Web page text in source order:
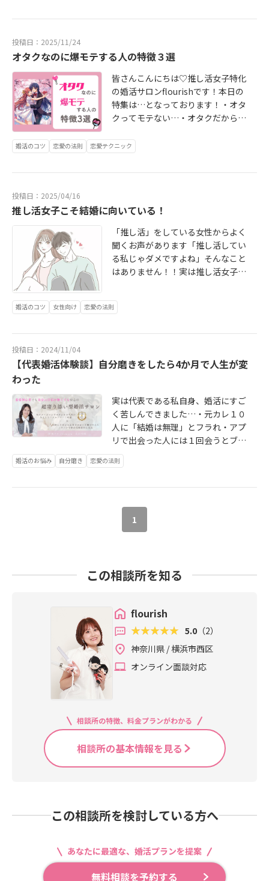
す！骨格によって、重心バランスや
も活かしていただけます！※無料面
談はオンラインご希望の方、入会後
の定期面談に振替可能※または遠方
の方は要相談とさせていただいてお
りますオンライン・対面の両方で診
チケットをプレゼントしておりま
す！なお、入会の有無は問いません
いただけますよ！ご入会いただいた
い・デートなどで着用するコーディ
ネートやメイク用品のお買い物に無
料で同伴させていただきます♡※横
浜・有楽町での同行が基本、入会後
入会後にプレゼント！オンラインで
のメイク基礎レッスンとなりますの
上の５大特典が今回のプロジェクト
ら叶えられる婚活サポートがありま
す実際に４か月で結婚した代表だか
ら伝えられる婚活ノウハウがありま
す是非一緒に一歩踏み出せたら嬉し
いです♡どうぞ気軽なお気持ちでご
連絡くださいね！
「乗り換えキャンペーン」を実施す
（ライトプラン・20代限定応援プラ
ンサルタントでもある代表があなた
の外見の魅力を引き出します（ライ
トプランの場合は顔タイプ診断®のみ
※女性限定）こちら二つを豪華プレ
いただいてカウンセリングしたうえ
撮影さらには独自の結婚軸ワークに
めたけどこれでよかったのか不安に
なる…そんなお悩みを抱えたままの
婚活では「本当に叶えたい結婚」が
叶えられなくなってしまいます当社
ではイメコン診断で「似合う抜群の
ール公開をして実際に即日お申し込
た」活動が成功のカギ！まずはお話
料相談にお越しください♡【期間】2
価格帯でのマッチングサービス等で
活用中の方※マッチングアプリは対
象外詳細は無料相談よりぜひご確認
ください！
投稿日：2025/11/24
オタクなのに爆モテする人の特徴３選
皆さんこんにちは♡推し活女子特化
の婚活サロンflourishです！本日の
特集は…となっております！・オタ
クってモテない…・オタクだから結
そんな時代は実はもう過ぎ去ってい
化になっているんです！カウンセラ
ように思います今日はオタクでもモ
非皆さんの婚活にもご活用ください
♡これはどういうことなのか？実は
質問をするというのにも種類があり
ます「自分の言葉で説明をする」回
「はい・いいえ」で答えられるクロ
ーズドクエスチョンこの２種類があ
ります💦ここで会話上手が使うのが
という技！お互いに緊張した空間で
まずは相手が考えすぎずに答えられ
る質問を投げかける優しさがあると
完璧！「駅の中、迷いませんでした
か？」「ここ、来たことあります
か？」「朝は早起きさせちゃいまし
問から会話を始めるのがオススメで
い」という技ですこれ、オタクの方
はわりと習得済みの場合が多いので
推しが一発で出た瞬間…・推しのビ
ジュが「イイじゃん」な時…あなた
出来ているはず！（あ、これ私のテ
ンションが上がる瞬間ですｗｗｗ）
出先で叫ぶほどのリアクションはオ
ススメしませんが「楽しい」「嬉し
い」「おいしい」などポジティブな
感情を爆発させるのは最強！！さら
などと良いリアクションが出来ると
なお最高！推しと彼・彼女は＝では
ないけど。推しから貰ったたくさん
の感情は貴方をより魅力的にしてい
これは私の会員様からもよく聞くお
い！むしろそれだけ誠実に相手と向
き合おうとしている証拠！ではこの
緊張や不安に打ち勝って「表情豊
婚活のコツ 恋愛の法則 恋愛テクニック
投稿日：2025/04/16
推し活女子こそ結婚に向いている！
「推し活」をしている女性からよく
聞くお声があります「推し活してい
る私じゃダメですよね」そんなこと
はありません！！実は推し活女子の
るんです…♡「推し活」「オタク」
に対してネガティブな印象を抱く方
流れでもありますではなぜ「推し活
分で自分のご機嫌が取れる推し活が
結婚する際に重要視することは「安
定していて安心して過ごせる」とい
うこと推し活女子はこれが叶えられ
ているのです✨②自分を幸せに出来
る方法を知っているいわゆる「結婚
したら私を幸せにして！」という
「超無敵マインド」を持っています
♡③相手に依存しすぎない「推し」
もいるからこそお相手に依存しすぎ
「ずっと幸せな結婚」の形がありま
悩んでいる方実際に４か月のスピー
ド婚を叶えた「超オタク」カウンセ
ラーの私にいつでもお気軽にご相談
ください♡（是非オタトーク・推し
トークもしましょう！）婚活サロン
婚活のコツ 女性向け 恋愛の法則
投稿日：2024/11/04
【代表婚活体験談】自分磨きをしたら4か月で人生が変
わった
実は代表である私自身、婚活にすご
く苦しんできました…・元カレ１０
人に「結婚は無理」とフラれ・アプ
リで出会った人には１回会うとブロ
ックされまくり・街コンで知り合っ
た人たちからは「なんか違う」と…
いけないんだ！」と思い立ち「結婚
したい！愛されたい！」と願いを込
め「自分磨き」を始めました。これ
ト内容でもある「自身の魅力を上
げ、愛され度を高めスピード婚を目
婚活のお悩み 自分磨き 恋愛の法則
1
この相談所を知る
flourish
5.0 （2）
神奈川県 / 横浜市西区
オンライン面談対応
相談所の特徴、料金プランがわかる
相談所の基本情報を見る
この相談所を検討している方へ
あなたに最適な、婚活プランを提案
無料相談を予約する